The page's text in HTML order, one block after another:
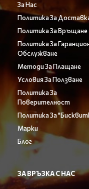
За Нас
Политика За
Политика За Връщане
Политика За
Обслужване
Методи За Плащане
Условия За Ползване
Политика За
Поверителност
Политика За
Марки
Блог
ЗА ВРЪЗКА С НАС